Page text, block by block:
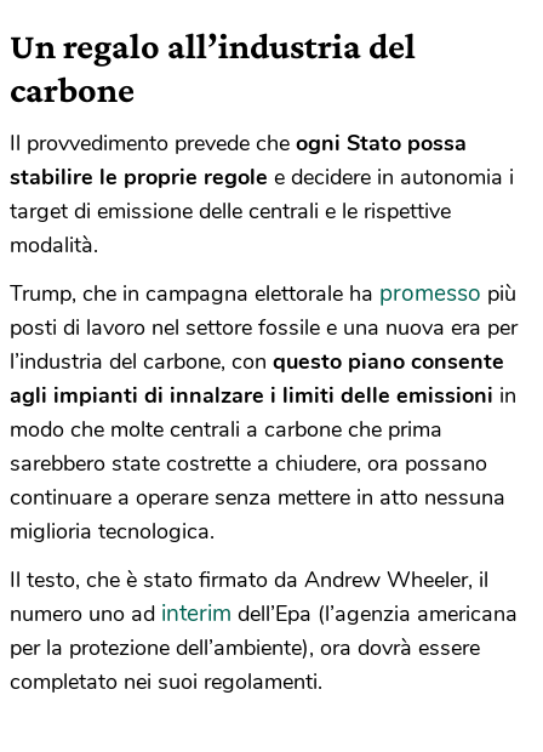
Un regalo all’industria del
carbone
Il provvedimento prevede che ogni Stato possa
stabilire le proprie regole e decidere in autonomia i
target di emissione delle centrali e le rispettive
modalità.
Trump, che in campagna elettorale ha promesso più
posti di lavoro nel settore fossile e una nuova era per
l’industria del carbone, con questo piano consente
agli impianti di innalzare i limiti delle emissioni in
modo che molte centrali a carbone che prima
sarebbero state costrette a chiudere, ora possano
continuare a operare senza mettere in atto nessuna
miglioria tecnologica.
Il testo, che è stato firmato da Andrew Wheeler, il
numero uno ad interim dell’Epa (l’agenzia americana
per la protezione dell’ambiente), ora dovrà essere
completato nei suoi regolamenti.